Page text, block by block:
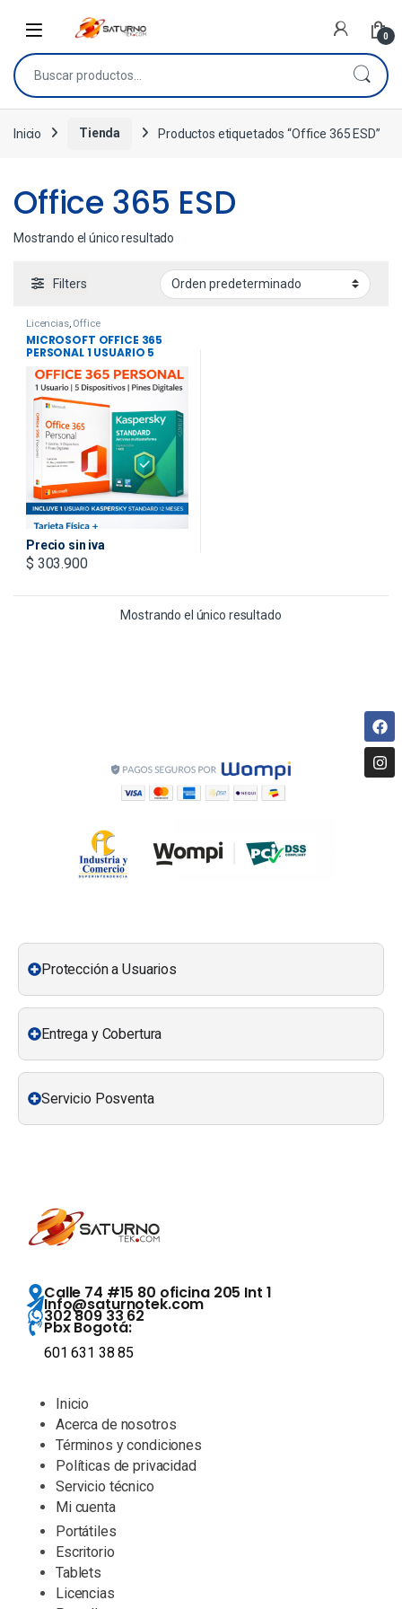
0
Inicio Tienda Productos etiquetados “Office 365 ESD”
Office 365 ESD
Mostrando el único resultado
Filters
Licencias, Office
MICROSOFT OFFICE 365
PERSONAL 1 USUARIO 5
KASPERSKY 1 USUARIO
.STANDARD 12 MESES . PINES
DIGITALES – TARJETA
FISICA + IVA INCLUIDO
Precio sin iva
$ 303.900
Mostrando el único resultado
Protección a Usuarios
Entrega y Cobertura
Servicio Posventa
Calle 74 #15 80 oficina 205 Int 1
Info@saturnotek.com
302 809 33 62
Pbx Bogotá:
601 631 38 85
Inicio
Acerca de nosotros
Términos y condiciones
Políticas de privacidad
Servicio técnico
Mi cuenta
Portátiles
Escritorio
Tablets
Licencias